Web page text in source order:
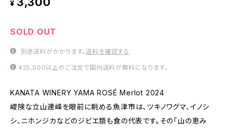
¥
SOLD OUT
別途送料がかかります。送料を確認する
¥25,000以上のご注文で国内送料が無料になります。
KANATA WINERY YAMA ROSÉ Merlot 2024
峻険な立山連峰を眼前に眺める魚津市は、ツキノワグマ、イノシ
シ、ニホンジカなどのジビエ類も食の代表です。その「山の恵み